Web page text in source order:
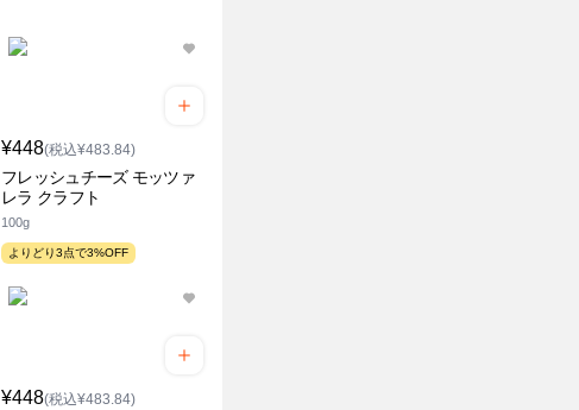
¥448(税込¥483.84)
フレッシュチーズ モッツァ
レラ クラフト
100g
よりどり3点で3%OFF
¥448(税込¥483.84)